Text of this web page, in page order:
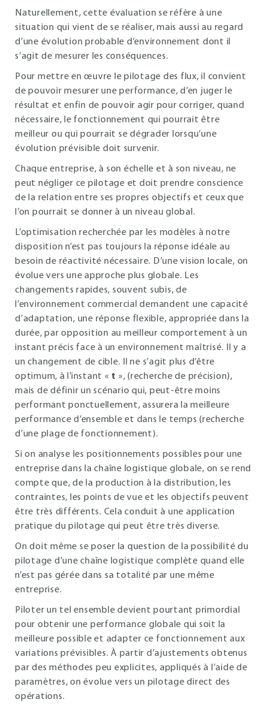
Naturellement, cette évaluation se réfère à une
situation qui vient de se réaliser, mais aussi au regard
d’une évolution probable d’environnement dont il
s’agit de mesurer les conséquences.
Pour mettre en œuvre le pilotage des flux, il convient
de pouvoir mesurer une performance, d’en juger le
résultat et enfin de pouvoir agir pour corriger, quand
nécessaire, le fonctionnement qui pourrait être
meilleur ou qui pourrait se dégrader lorsqu’une
évolution prévisible doit survenir.
Chaque entreprise, à son échelle et à son niveau, ne
peut négliger ce pilotage et doit prendre conscience
de la relation entre ses propres objectifs et ceux que
l’on pourrait se donner à un niveau global.
L’optimisation recherchée par les modèles à notre
disposition n’est pas toujours la réponse idéale au
besoin de réactivité nécessaire. D’une vision locale, on
évolue vers une approche plus globale. Les
changements rapides, souvent subis, de
l’environnement commercial demandent une capacité
d’adaptation, une réponse flexible, appropriée dans la
durée, par opposition au meilleur comportement à un
instant précis face à un environnement maîtrisé. Il y a
un changement de cible. Il ne s’agit plus d’être
optimum, à l’instant « t », (recherche de précision),
mais de définir un scénario qui, peut-être moins
performant ponctuellement, assurera la meilleure
performance d’ensemble et dans le temps (recherche
d’une plage de fonctionnement).
Si on analyse les positionnements possibles pour une
entreprise dans la chaîne logistique globale, on se rend
compte que, de la production à la distribution, les
contraintes, les points de vue et les objectifs peuvent
être très différents. Cela conduit à une application
pratique du pilotage qui peut être très diverse.
On doit même se poser la question de la possibilité du
pilotage d’une chaîne logistique complète quand elle
n’est pas gérée dans sa totalité par une même
entreprise.
Piloter un tel ensemble devient pourtant primordial
pour obtenir une performance globale qui soit la
meilleure possible et adapter ce fonctionnement aux
variations prévisibles. À partir d’ajustements obtenus
par des méthodes peu explicites, appliqués à l’aide de
paramètres, on évolue vers un pilotage direct des
opérations.